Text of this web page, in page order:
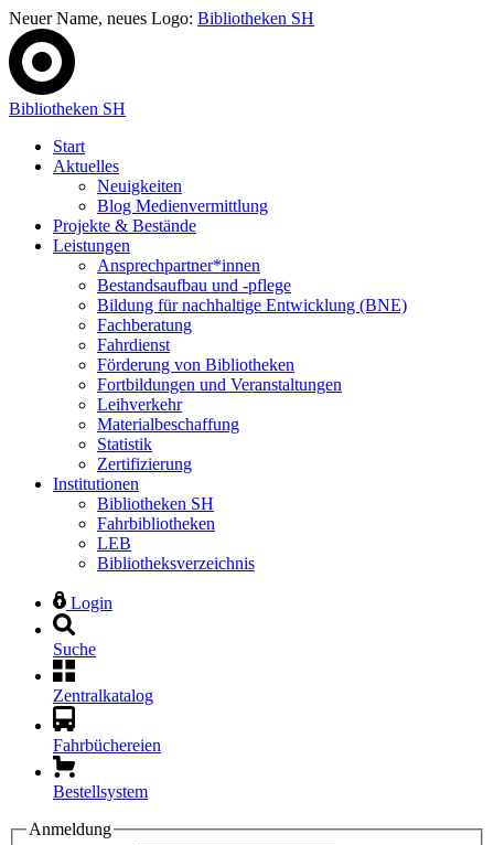
Neuer Name, neues Logo: Bibliotheken SH
Bibliotheken SH
Start
Aktuelles
Neuigkeiten
Blog Medienvermittlung
Projekte & Bestände
Leistungen
Ansprechpartner*innen
Bestandsaufbau und -pflege
Bildung für nachhaltige Entwicklung (BNE)
Fachberatung
Fahrdienst
Förderung von Bibliotheken
Fortbildungen und Veranstaltungen
Leihverkehr
Materialbeschaffung
Statistik
Zertifizierung
Institutionen
Bibliotheken SH
Fahrbibliotheken
LEB
Bibliotheksverzeichnis
Login
Suche
Zentralkatalog
Fahrbüchereien
Bestellsystem
Anmeldung